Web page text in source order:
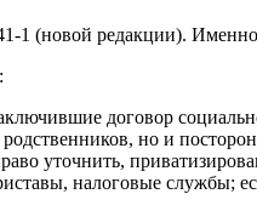
(новой редакции). Именно
:
договор
но и
уточнить,
налоговые службы;